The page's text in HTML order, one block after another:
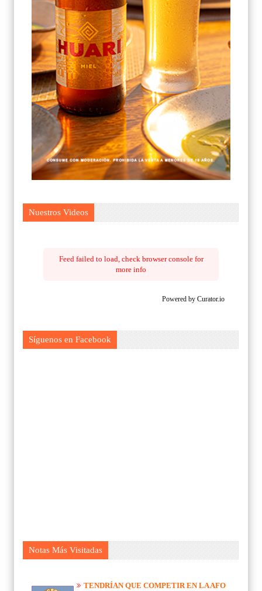
Nuestros Videos
Feed failed to load, check browser console for
more info
Powered by Curator.io
Síguenos en Facebook
Notas Más Visitadas
TENDRÍAN QUE COMPETIR EN LA AFO